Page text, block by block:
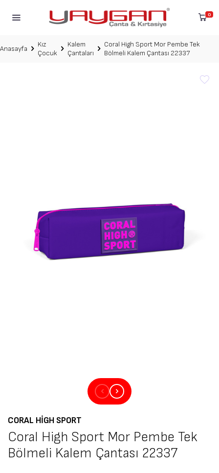
0
Anasayfa
Kız
Çocuk
Kalem
Çantaları
Coral High Sport Mor Pembe Tek
Bölmeli Kalem Çantası 22337
CORAL HIGH SPORT
Coral High Sport Mor Pembe Tek
Bölmeli Kalem Çantası 22337